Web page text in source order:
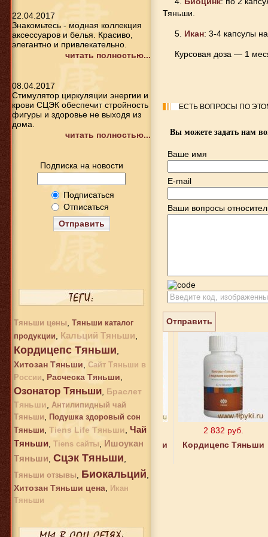
22.04.2017
Знакомьтесь - модная коллекция
аксессуаров и белья. Красиво,
элегантно и привлекательно.
читать полностью...
08.04.2017
Стимулятор циркуляции энергии и
крови СЦЭК обеспечит стройность
фигуры и здоровье не выходя из
дома.
читать полностью...
Подписка на новости
Подписаться
Отписаться
Отправить
Тяньши цены Тяньши каталог
продукции
Кальций Тяньши
Кордицепс Тяньши
Хитозан Тяньши Сайт Тяньши в
России
Расческа Тяньши
Озонатор Тяньши Браслет
Тяньши Антилипидный чай
Тяньши
Подушка здоровый сон
Тяньши Tiens Life Тяньши Чай
Тяньши Tiens сайты
Ишоукан
Тяньши Сцэк Тяньши
Тяньши отзывы Биокальций
Хитозан Тяньши цена
Икан
Тяньши
Тяньши.
5. Икан: 3-4 капсулы
Курсовая доза — 1
ЕСТЬ ВОПРОСЫ ПО
Вы можете задать нам
Ваше имя
E-mail
Ваши вопросы
Отправить
1 475 руб.
Биокальций Тяньши
2 832 руб.
Кордицепс Тяньши